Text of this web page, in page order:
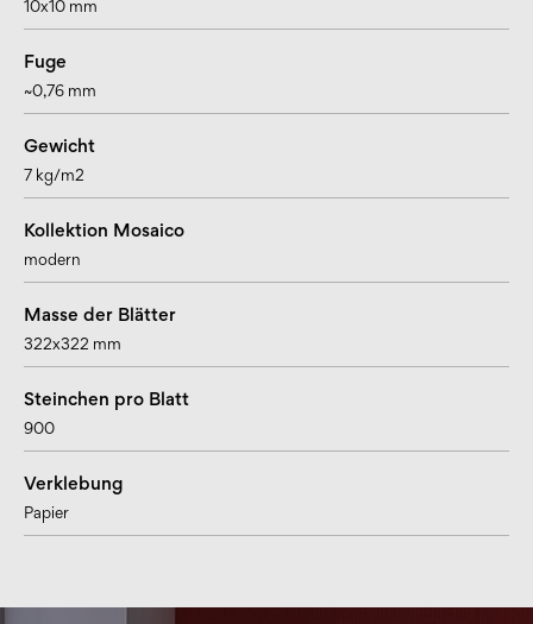
10x10 mm
Fuge
~0,76 mm
Gewicht
7 kg/m2
Kollektion Mosaico
modern
Masse der Blätter
322x322 mm
Steinchen pro Blatt
900
Verklebung
Papier